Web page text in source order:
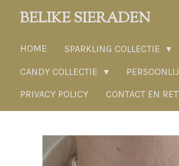
directBELIKE SIERADEN
HOME SPARKLING COLLECTIE
CANDY COLLECTIE
PRIVACY POLICY CONTACT EN